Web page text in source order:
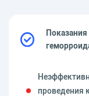
проведения